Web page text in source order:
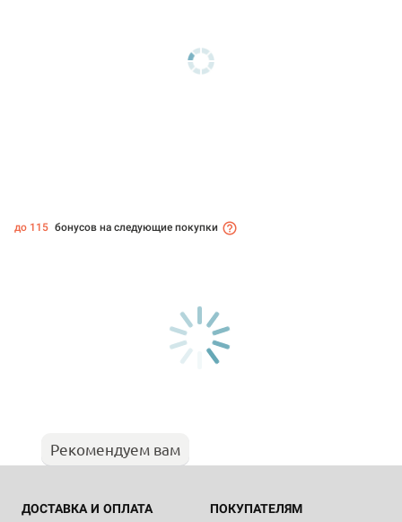
до 115 бонусов на следующие покупки
Рекомендуем вам
ДОСТАВКА И ОПЛАТА ПОКУПАТЕЛЯМ